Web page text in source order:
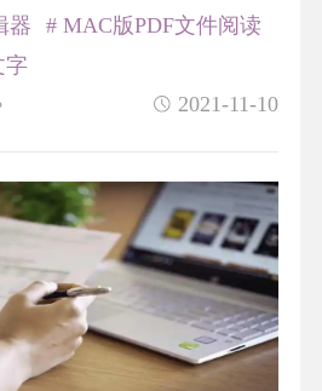
2021-11-10
器
# MAC版PDF文件阅读
字